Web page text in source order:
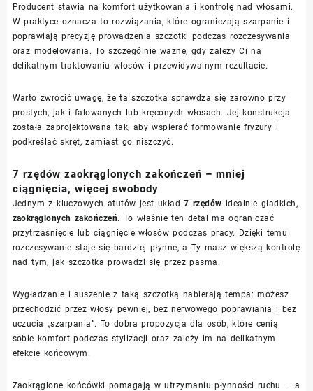
Producent stawia na komfort użytkowania i kontrolę nad włosami.
W praktyce oznacza to rozwiązania, które ograniczają szarpanie i
poprawiają precyzję prowadzenia szczotki podczas rozczesywania
oraz modelowania. To szczególnie ważne, gdy zależy Ci na
delikatnym traktowaniu włosów i przewidywalnym rezultacie.
Warto zwrócić uwagę, że ta szczotka sprawdza się zarówno przy
prostych, jak i falowanych lub kręconych włosach. Jej konstrukcja
została zaprojektowana tak, aby wspierać formowanie fryzury i
podkreślać skręt, zamiast go niszczyć.
7 rzędów zaokrąglonych zakończeń – mniej
ciągnięcia, więcej swobody
Jednym z kluczowych atutów jest układ7 rzędów idealnie gładkich,
zaokrąglonych zakończeń. To właśnie ten detal ma ograniczać
przytrzaśnięcie lub ciągnięcie włosów podczas pracy. Dzięki temu
rozczesywanie staje się bardziej płynne, a Ty masz większą kontrolę
nad tym, jak szczotka prowadzi się przez pasma.
Wygładzanie i suszenie z taką szczotką nabierają tempa: możesz
przechodzić przez włosy pewniej, bez nerwowego poprawiania i bez
uczucia „szarpania”. To dobra propozycja dla osób, które cenią
sobie komfort podczas stylizacji oraz zależy im na delikatnym
efekcie końcowym.
Zaokrąglone końcówki pomagają w utrzymaniu płynności ruchu — a